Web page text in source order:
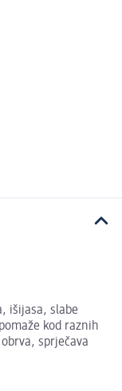
išijasa, slabe
kod raznih
sprječava